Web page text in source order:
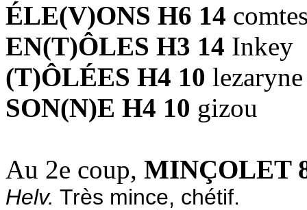
ÉLE(V)ONS H6 14
EN(T)ÔLES H3 14 Inkey
(T)ÔLÉES H4 10 lezaryne
SON(N)E H4 10 gizou
Au 2e coup, MINÇOLET
Helv. Très mince, chétif.